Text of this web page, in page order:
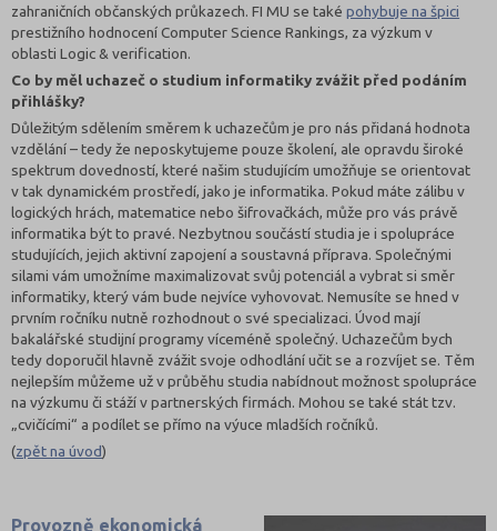
zahraničních občanských průkazech. FI MU se taképohybuje na špici
prestižního hodnocení Computer Science Rankings, za výzkum v
oblasti Logic & verification.
Co by měl uchazeč o studium informatiky zvážit před podáním
přihlášky?
Důležitým sdělením směrem k uchazečům je pro nás přidaná hodnota
vzdělání – tedy že neposkytujeme pouze školení, ale opravdu široké
spektrum dovedností, které našim studujícím umožňuje se orientovat
v tak dynamickém prostředí, jako je informatika. Pokud máte zálibu v
logických hrách, matematice nebo šifrovačkách, může pro vás právě
informatika být to pravé. Nezbytnou součástí studia je i spolupráce
studujících, jejich aktivní zapojení a soustavná příprava. Společnými
silami vám umožníme maximalizovat svůj potenciál a vybrat si směr
informatiky, který vám bude nejvíce vyhovovat. Nemusíte se hned v
prvním ročníku nutně rozhodnout o své specializaci. Úvod mají
bakalářské studijní programy víceméně společný. Uchazečům bych
tedy doporučil hlavně zvážit svoje odhodlání učit se a rozvíjet se. Těm
nejlepším můžeme už v průběhu studia nabídnout možnost spolupráce
na výzkumu či stáží v partnerských firmách. Mohou se také stát tzv.
„cvičícími“ a podílet se přímo na výuce mladších ročníků.
(zpět na úvod)
Provozně ekonomická